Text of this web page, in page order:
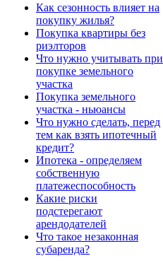
Как сезонность влияет на
покупку жилья?
Покупка квартиры без
риэлторов
Что нужно учитывать при
покупке земельного
участка
Покупка земельного
участка - ньюансы
Что нужно сделать, перед
тем как взять ипотечный
кредит?
Ипотека - определяем
собственную
платежеспособность
Какие риски
подстерегают
арендодателей
Что такое незаконная
субаренда?